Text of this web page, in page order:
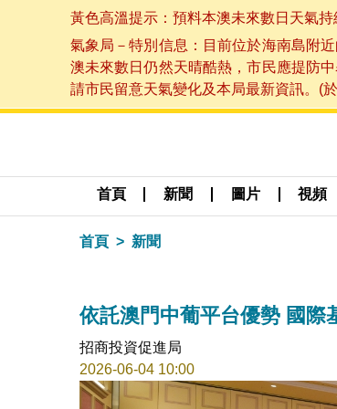
黃色高溫提示：預料本澳未來數日天氣
氣象局－特別信息：目前位於海南島附
澳未來數日仍然天晴酷熱，市民應提防
請市民留意天氣變化及本局最新資訊。(
首頁 新聞 圖片 視頻
首頁 新聞
依託澳門中葡平台優勢 國際
招商投資促進局
2026-06-04 10:00